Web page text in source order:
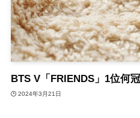
BTS V「FRIENDS」1位何
2024年3月21日